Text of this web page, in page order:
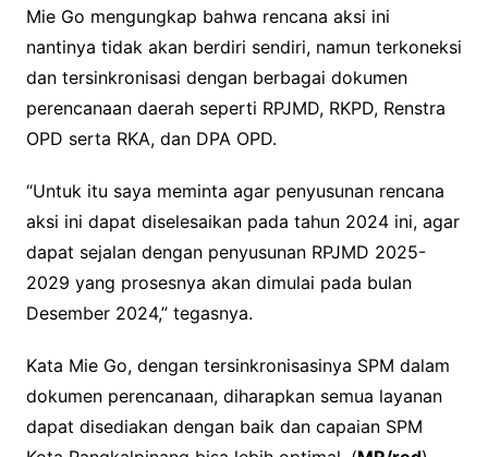
Mie Go mengungkap bahwa rencana aksi ini
nantinya tidak akan berdiri sendiri, namun terkoneksi
dan tersinkronisasi dengan berbagai dokumen
perencanaan daerah seperti RPJMD, RKPD, Renstra
OPD serta RKA, dan DPA OPD.
“Untuk itu saya meminta agar penyusunan rencana
aksi ini dapat diselesaikan pada tahun 2024 ini, agar
dapat sejalan dengan penyusunan RPJMD 2025-
2029 yang prosesnya akan dimulai pada bulan
Desember 2024,” tegasnya.
Kata Mie Go, dengan tersinkronisasinya SPM dalam
dokumen perencanaan, diharapkan semua layanan
dapat disediakan dengan baik dan capaian SPM